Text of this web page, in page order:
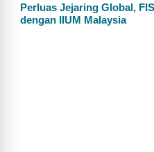
Perluas Jejaring Global,
dengan IIUM Malaysia